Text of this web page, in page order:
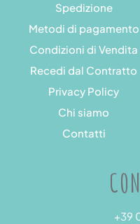
Spedizione
Metodi di pagamento
Condizioni di Vendita
Recedi dal Contratto
Privacy Policy
Chi siamo
Contatti
+39